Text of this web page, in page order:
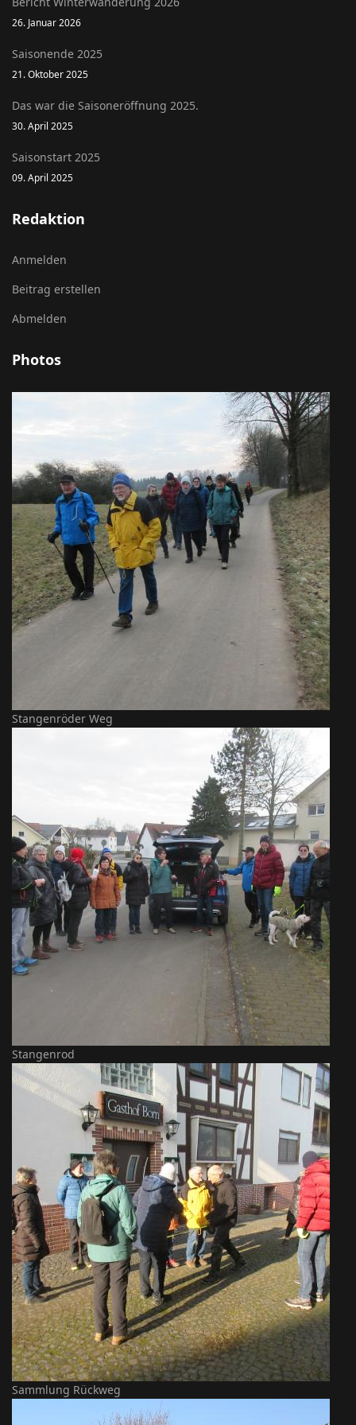
26. Januar 2026
Saisonende 2025
21. Oktober 2025
Das war die Saisoneröffnung 2025.
30. April 2025
Saisonstart 2025
09. April 2025
Redaktion
Anmelden
Beitrag erstellen
Abmelden
Photos
Stangenröder Weg
Stangenrod
Sammlung Rückweg